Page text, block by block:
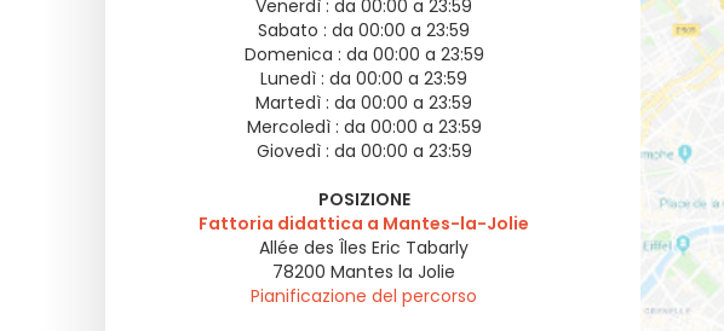
Venerdì : da 00:00 a 23:59
Sabato : da 00:00 a 23:59
Domenica : da 00:00 a 23:59
Lunedì : da 00:00 a 23:59
Martedì : da 00:00 a 23:59
Mercoledì : da 00:00 a 23:59
Giovedì : da 00:00 a 23:59
POSIZIONE
Fattoria didattica a Mantes-la-Jolie
Allée des Îles Eric Tabarly
78200 Mantes la Jolie
Pianificazione del percorso